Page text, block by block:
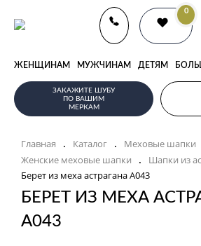
0
ЖЕНЩИНАМ МУЖЧИНАМ ДЕТЯМ
ЗАКАЖИТЕ ШУБУ
ПО ВАШИМ
МЕРКАМ
Главная . Каталог . Меховые шапки
Женские меховые шапки . Шапки из
Берет из меха астрагана А043
БЕРЕТ ИЗ МЕХА
А043